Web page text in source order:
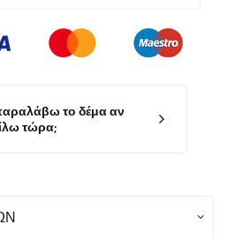
το δέμα αν
τώρα;